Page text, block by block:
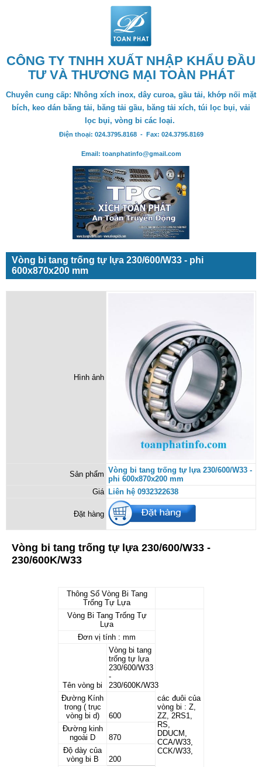
CÔNG TY TNHH XUẤT NHẬP KHẨU ĐẦU
TƯ VÀ THƯƠNG MẠI TOÀN PHÁT
Chuyên cung cấp: Nhông xích inox, dây curoa, gầu tải, khớp nối mặt
bích, keo dán băng tải, băng tải gầu, băng tải xích, túi lọc bụi, vải
lọc bụi, vòng bi các loại.
Điện thoại: 024.3795.8168 - Fax: 024.3795.8169
Email: toanphatinfo@gmail.com
Vòng bi tang trống tự lựa 230/600/W33 - phi
600x870x200 mm
Hình ảnh
Sản phẩm Vòng bi tang trống tự lựa 230/600/W33 -
phi 600x870x200 mm
Giá Liên hệ 0932322638
Đặt hàng
Vòng bi tang trống tự lựa 230/600/W33 -
230/600K/W33
Thông Số Vòng Bi Tang
Trống Tự Lựa
Vòng Bi Tang Trống Tự
Lựa
các đuôi của
vòng bi : Z,
ZZ, 2RS1,
RS,
DDUCM,
CCA/W33,
CCK/W33,
Đơn vị tính : mm
Tên vòng bi
Vòng bi tang
trống tự lựa
230/600/W33
-
230/600K/W33
Đường Kính
trong ( trục
vòng bi d)
600
Đường kinh
ngoài D
870
Độ dày của
vòng bi B
200